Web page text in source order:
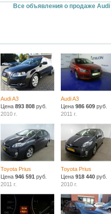
Все объявления о продаже Audi
Audi A3
Цена 893 808руб.
2010 г.
Audi A3
Цена 986 609руб.
2011 г.
Toyota Prius
Цена 946 591 руб.
2011 г.
Toyota Prius
Цена 918 440руб.
2010 г.